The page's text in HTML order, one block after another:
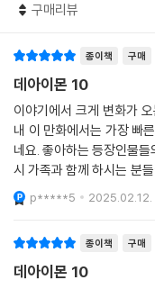
구매리뷰
종이책 구매
데아이몬 10
이야기에서 크게 변화가
내 이 만화에서는 가장 빠
네요. 좋아하는 등장인물
시 가족과 함께 하시는 분
고 마음이 따뜻해지는 것들
p*****5 2025.02.12.
종이책 구매
데아이몬 10